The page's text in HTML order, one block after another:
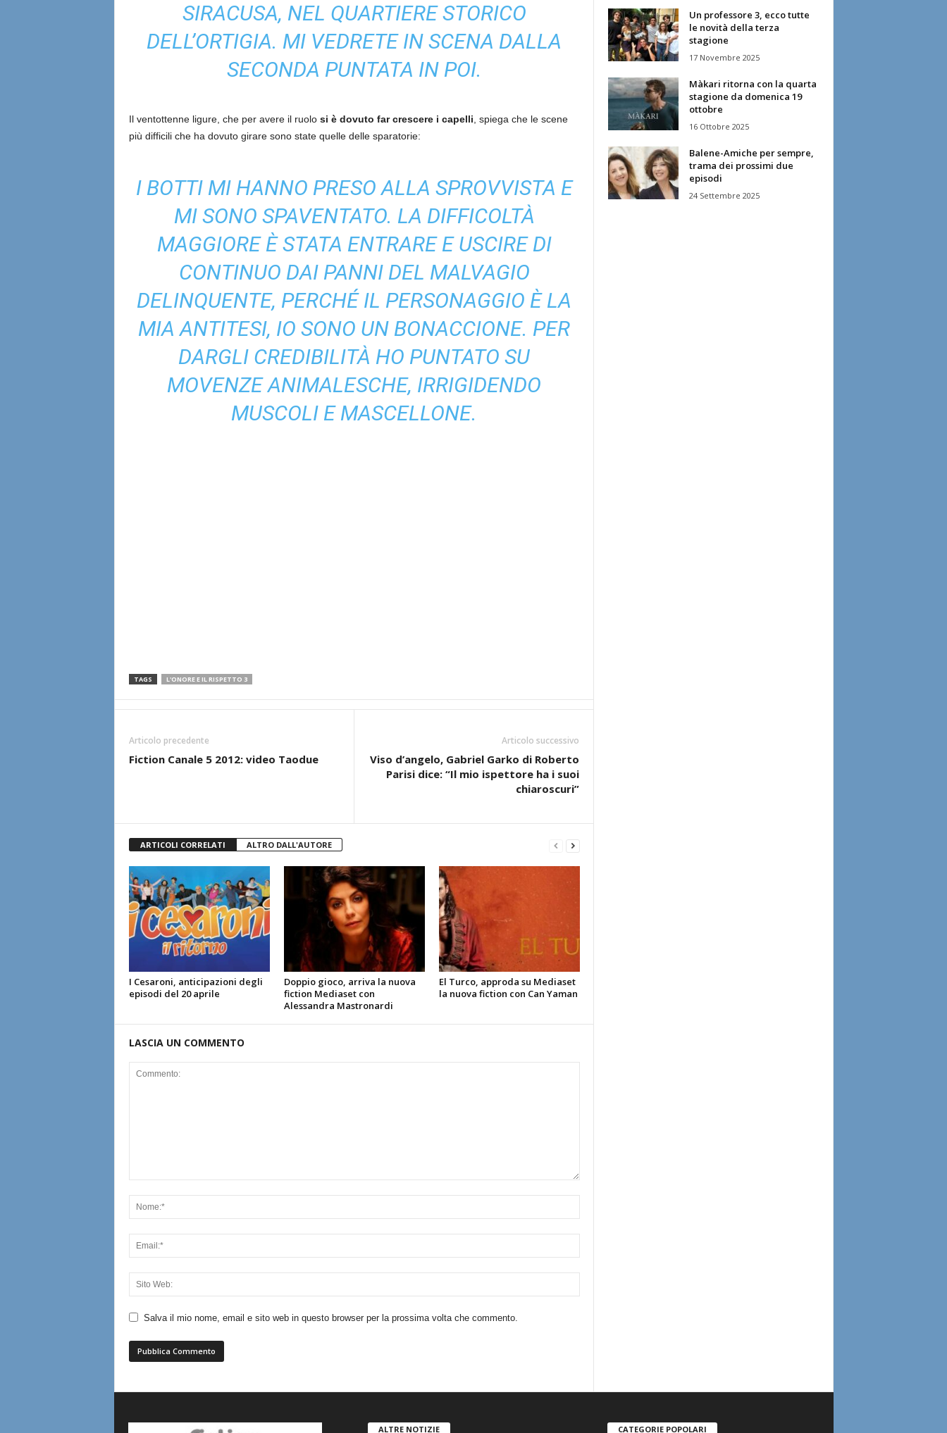
SIRACUSA, NEL QUARTIERE STORICO
DELL’ORTIGIA. MI VEDRETE IN SCENA DALLA
SECONDA PUNTATA IN POI.
Il ventottenne ligure, che per avere il ruolo si è dovuto far crescere i capelli , spiega che le scene
più difficili che ha dovuto girare sono state quelle delle sparatorie:
I BOTTI MI HANNO PRESO ALLA SPROVVISTA E
MI SONO SPAVENTATO. LA DIFFICOLTÀ
MAGGIORE È STATA ENTRARE E USCIRE DI
CONTINUO DAI PANNI DEL MALVAGIO
DELINQUENTE, PERCHÉ IL PERSONAGGIO È LA
MIA ANTITESI, IO SONO UN BONACCIONE. PER
DARGLI CREDIBILITÀ HO PUNTATO SU
MOVENZE ANIMALESCHE, IRRIGIDENDO
MUSCOLI E MASCELLONE.
TAGS L'ONORE E IL RISPETTO 3
Articolo precedente
Fiction Canale 5 2012: video Taodue
Articolo successivo
Viso d’angelo, Gabriel Garko di Roberto
Parisi dice: “Il mio ispettore ha i suoi
chiaroscuri”
ARTICOLI CORRELATI ALTRO DALL'AUTORE
I Cesaroni, anticipazioni degli
episodi del 20 aprile
Doppio gioco, arriva la nuova
fiction Mediaset con
Alessandra Mastronardi
El Turco, approda su Mediaset
la nuova fiction con Can Yaman
LASCIA UN COMMENTO
Salva il mio nome, email e sito web in questo browser per la prossima volta che commento.
Un professore 3, ecco tutte
le novità della terza
stagione
17 Novembre 2025
Màkari ritorna con la quarta
stagione da domenica 19
ottobre
16 Ottobre 2025
Balene-Amiche per sempre,
trama dei prossimi due
episodi
24 Settembre 2025
ALTRE NOTIZIE CATEGORIE POPOLARI